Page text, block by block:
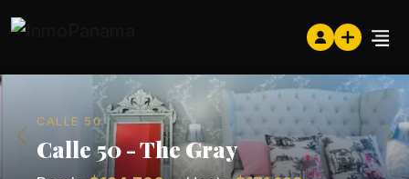
CALLE 50
Calle 50 - The Gray